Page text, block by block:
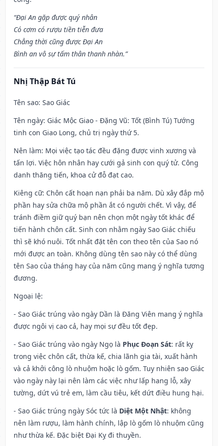
“Đại An gặp được quý nhân
Có cơm có rượu tiền tiễn đưa
Chẳng thời cũng được Đại An
Bình an vô sự tấm thân thanh nhàn.”
Nhị Thập Bát Tú
Tên sao: Sao Giác
Tên ngày: Giác Mộc Giao - Đặng Vũ: Tốt (Bình Tú) Tướng
tinh con Giao Long, chủ trị ngày thứ 5.
Nên làm: Mọi việc tạo tác đều đặng được vinh xương và
tấn lợi. Việc hôn nhân hay cưới gả sinh con quý tử. Công
danh thăng tiến, khoa cử đỗ đạt cao.
Kiêng cữ: Chôn cất hoạn nạn phải ba năm. Dù xây đắp mộ
phần hay sửa chữa mộ phần ắt có người chết. Vì vậy, để
tránh điềm giữ quý bạn nên chọn một ngày tốt khác để
tiến hành chôn cất. Sinh con nhằm ngày Sao Giác chiếu
thì sẽ khó nuôi. Tốt nhất đặt tên con theo tên của Sao nó
mới được an toàn. Không dùng tên sao này có thể dùng
tên Sao của tháng hay của năm cũng mang ý nghĩa tương
đương.
Ngoại lệ:
- Sao Giác trúng vào ngày Dần là Đăng Viên mang ý nghĩa
được ngôi vị cao cả, hay mọi sự đều tốt đẹp.
- Sao Giác trúng vào ngày Ngọ là Phục Đoạn Sát: rất kỵ
trong việc chôn cất, thừa kế, chia lãnh gia tài, xuất hành
và cả khởi công lò nhuộm hoặc lò gốm. Tuy nhiên sao Giác
vào ngày này lại nên làm các việc như lấp hang lỗ, xây
tường, dứt vú trẻ em, làm cầu tiêu, kết dứt điều hung hại.
- Sao Giác trúng ngày Sóc tức là Diệt Một Nhật: không
nên làm rượu, làm hành chính, lập lò gốm lò nhuộm cũng
như thừa kế. Đặc biệt Đại Kỵ đi thuyền.